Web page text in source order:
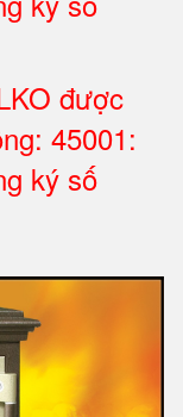
được
45001:
ký số